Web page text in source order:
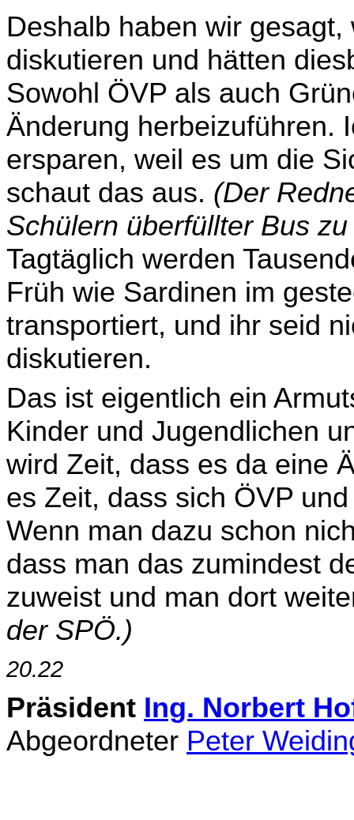
Deshalb haben wir
diskutieren und hätten
Sowohl ÖVP als auch
Änderung herbeizuführen.
ersparen, weil es um die
schaut das aus. (Der
Schülern überfüllter Bus
Tagtäglich werden
Früh wie Sardinen im
transportiert, und ihr seid
diskutieren.
Das ist eigentlich ein
Kinder und Jugendlichen
wird Zeit, dass es da eine
es Zeit, dass sich ÖVP
Wenn man dazu schon
dass man das zumindest
zuweist und man dort
der SPÖ.)
20.22
Präsident Ing. Norbert
Abgeordneter Peter